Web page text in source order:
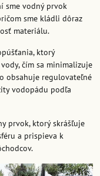
sme vodný prvok
sme kládli dôraz
materiálu.
ktorý
čím sa minimalizuje
obsahuje regulovateľné
vodopádu podľa
prvok, ktorý skrášľuje
a prispieva k